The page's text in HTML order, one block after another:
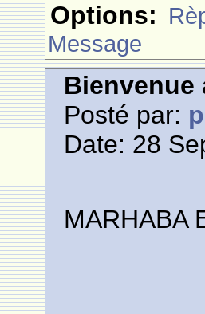
Options:
Message
Bienvenue
Posté par:
Date: 28
MARHABA